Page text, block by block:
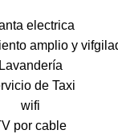
electrica
amplio y
Lavandería
de Taxi
wifi
por cable